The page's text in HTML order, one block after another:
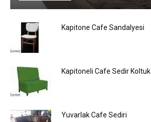
Kapitone Cafe Sandalyesi
Kapitoneli Cafe Sedir Koltuk
Yuvarlak Cafe Sediri